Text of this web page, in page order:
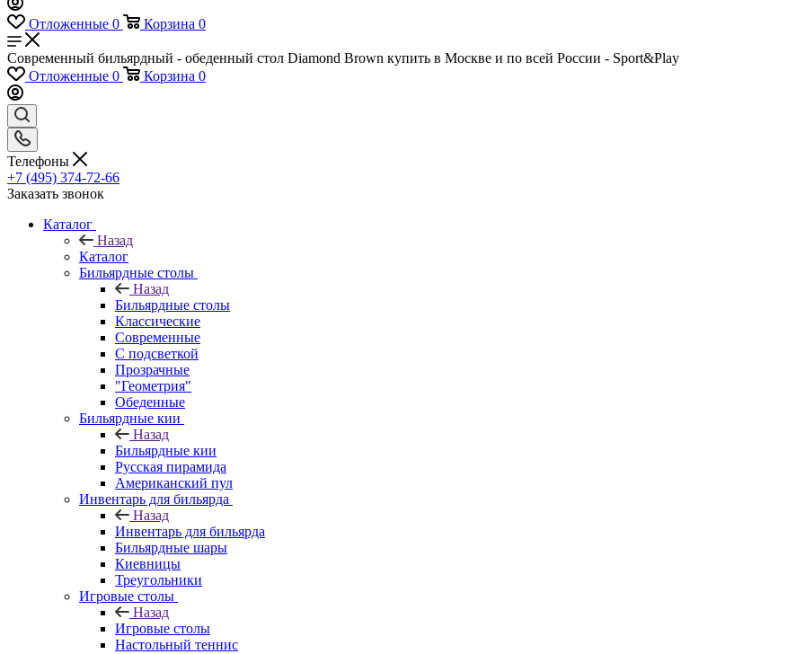
Отложенные 0 Корзина 0
Современный бильярдный - обеденный стол Diamond Brown купить в Москве и по всей России - Sport&Play
Отложенные 0 Корзина 0
Телефоны
+7 (495) 374-72-66
Заказать звонок
Каталог
Назад
Каталог
Бильярдные столы
Назад
Бильярдные столы
Классические
Современные
С подсветкой
Прозрачные
"Геометрия"
Обеденные
Бильярдные кии
Назад
Бильярдные кии
Русская пирамида
Американский пул
Инвентарь для бильярда
Назад
Инвентарь для бильярда
Бильярдные шары
Киевницы
Треугольники
Игровые столы
Назад
Игровые столы
Настольный теннис